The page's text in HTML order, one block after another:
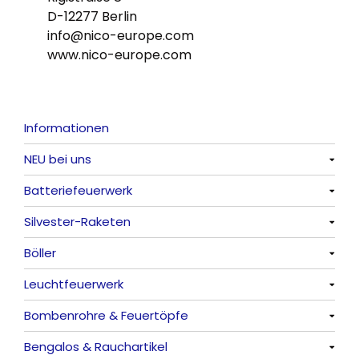
D-12277 Berlin
info@nico-europe.com
www.nico-europe.com
Informationen
NEU bei uns
Alle anzeigen
Batteriefeuerwerk
Alle anzeigen
Silvester-Raketen
Alle anzeigen
Böller
Alle anzeigen
China-Böller
Knaller / Kanonenschläge
Leuchtfeuerwerk
Alle anzeigen
Vulkane
Bombenrohre & Feuertöpfe
Alle anzeigen
Bengalos & Rauchartikel